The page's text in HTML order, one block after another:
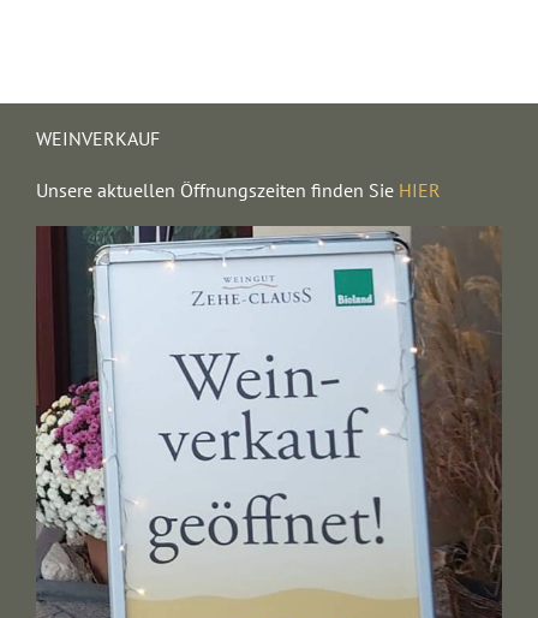
WEINVERKAUF
Unsere aktuellen Öffnungszeiten finden Sie HIER